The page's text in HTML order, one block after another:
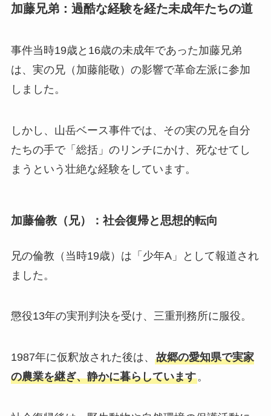
加藤兄弟：過酷な経験を経た未成年たちの道
事件当時19歳と16歳の未成年であった加藤兄弟
は、実の兄（加藤能敬）の影響で革命左派に参加
しました。
しかし、山岳ベース事件では、その実の兄を自分
たちの手で「総括」のリンチにかけ、死なせてし
まうという壮絶な経験をしています。
加藤倫教（兄）：社会復帰と思想的転向
兄の倫教（当時19歳）は「少年A」として報道され
ました。
懲役13年の実刑判決を受け、三重刑務所に服役。
1987年に仮釈放された後は、 故郷の愛知県で実家
の農業を継ぎ、静かに暮らしています。